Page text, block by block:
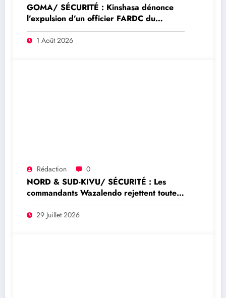
GOMA/ SÉCURITÉ : Kinshasa dénonce
l’expulsion d’un officier FARDC du
Mécanisme conjoint de vérification élargi
à Goma
1 Août 2026
Rédaction 0
NORD & SUD-KIVU/ SÉCURITÉ : Les
commandants Wazalendo rejettent toute
prétendue représentation nationale de
Dady Saleh Idi
29 Juillet 2026